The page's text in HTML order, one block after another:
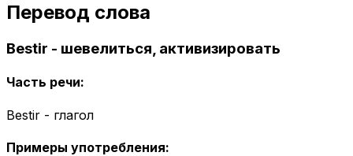
Перевод слова
Bestir - шевелиться, активизировать
Часть речи:
Bestir - глагол
Примеры употребления: